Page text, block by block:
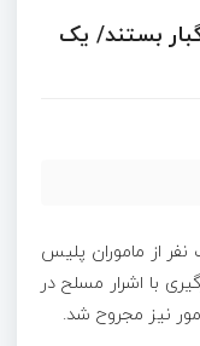
را به رگبار بستند/ یک
نفر از ماموران پلیس
با اشرار مسلح در
نیز مجروح شد.